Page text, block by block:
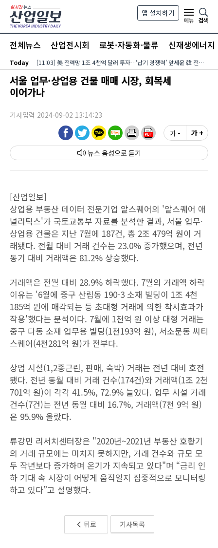
본문 바로가기
앱 설치하기
메뉴
검색
전체뉴스 산업전시회 로봇·자동화·물류 신재생에너지
Today [11:03] 美 전력망 1조 4천억 달러 투자…‘납기 경쟁력’ 앞세운 韓 전력기자재 수출 호조
서울 업무·상업용 건물 매매 시장, 회복세
이어가나
기사입력 2024-09-02 13:14:23
뉴스 음성
가 - 가 +
[산업일보]
상업용 부동산 데이터 전문기업 알스퀘어의 '알스퀘어 애
널리틱스'가 국토교통부 자료를 분석한 결과, 서울 업무∙
상업용 건물은 지난 7월에 187건, 총 2조 479억 원이 거
래됐다. 전월 대비 거래 건수는 23.0% 증가했으며, 전년
동기 대비 거래액은 81.2% 상승했다.
거래액은 전월 대비 28.9% 하락했다. 7월의 거래액 하락
이유는 '6월에 중구 산림동 190-3 소재 빌딩이 1조 4천
185억 원에 매각되는 등 초대형 거래에 의한 착시효과가
작용'했다는 분석이다. 7월에 1천억 원 이상 대형 거래는
중구 다동 소재 업무용 빌딩(1천193억 원), 서소문동 씨티
스퀘어(4천281억 원)가 전부다.
상업 시설(1,2종근린, 판매, 숙박) 거래는 전년 대비 호전
됐다. 전년 동월 대비 거래 건수(174건)와 거래액(1조 2천
701억 원)이 각각 41.5%, 72.9% 늘었다. 업무 시설 거래
건수(7건)는 전년 동월 대비 16.7%, 거래액(7천 9억 원)
은 95.9% 올랐다.
류강민 리서치센터장은 "2020년~2021년 부동산 호황기
의 거래 규모에는 미치지 못하지만, 거래 건수와 규모 모
두 작년보다 증가하며 온기가 지속되고 있다"며 “금리 인
하 기대 속 시장이 어떻게 움직일지 집중적으로 모니터링
하고 있다”고 설명했다.
뒤로 기사목록